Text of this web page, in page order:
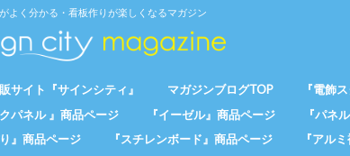
よく分かる・看板作りが楽しくなるマガジン
サイト『サインシティ』 マガジンブログTOP 『電飾
クパネル 』商品ページ
『イーゼル』商品ページ 『パネ
り』商品ページ
『スチレンボード』商品ページ 『アル